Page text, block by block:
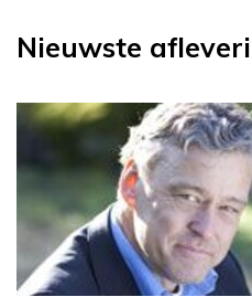
Nieuwste